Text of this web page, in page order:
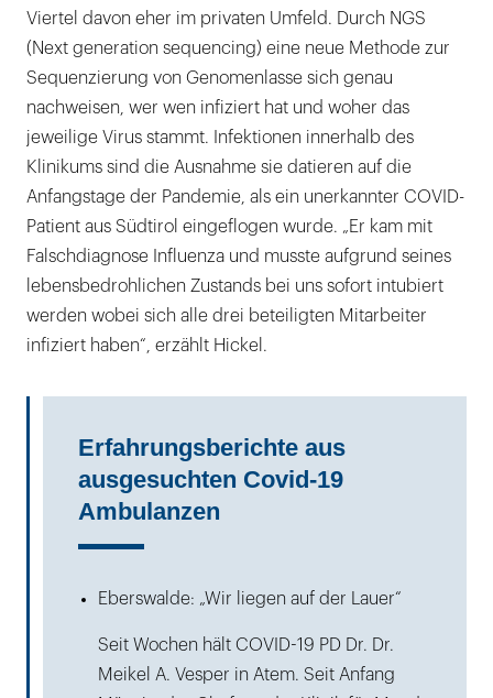
Viertel davon eher im privaten Umfeld. Durch NGS
(Next generation sequencing) eine neue Methode zur
Sequenzierung von Genomenlasse sich genau
nachweisen, wer wen infiziert hat und woher das
jeweilige Virus stammt. Infektionen innerhalb des
Klinikums sind die Ausnahme sie datieren auf die
Anfangstage der Pandemie, als ein unerkannter COVID-
Patient aus Südtirol eingeflogen wurde. „Er kam mit
Falschdiagnose Influenza und musste aufgrund seines
lebensbedrohlichen Zustands bei uns sofort intubiert
werden wobei sich alle drei beteiligten Mitarbeiter
infiziert haben“, erzählt Hickel.
Erfahrungsberichte aus
ausgesuchten Covid-19
Ambulanzen
Eberswalde: „Wir liegen auf der Lauer“
Seit Wochen hält COVID-19 PD Dr. Dr.
Meikel A. Vesper in Atem. Seit Anfang